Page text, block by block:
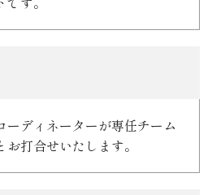
ーディネーターが専任チーム
打合せいたします。